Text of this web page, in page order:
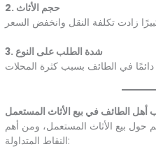
2. حجم الأثاث
3. شدة الطلب على النوع
أهل الطائف في بيع الأثاث المستعمل
بيع الأثاث المستعمل، ومن أهم
النقاط المتداولة: